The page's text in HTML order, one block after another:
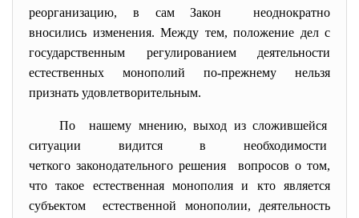
реорганизацию, в сам Закон неоднократно
вносились изменения. Между тем, положение дел с
государственным регулированием деятельности
естественных монополий по-прежнему нельзя
признать удовлетворительным.
По нашему мнению, выход из сложившейся
ситуации видится в необходимости
четкого законодательного решения вопросов о том,
что такое естественная монополия и кто является
субъектом естественной монополии, деятельность